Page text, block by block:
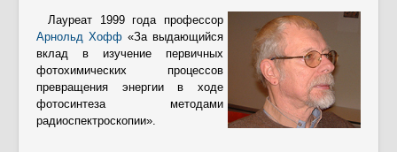
Лауреат 1999 года профессор
Арнольд Хофф «За выдающийся
вклад в изучение первичных
фотохимических процессов
превращения энергии в ходе
фотосинтеза методами
радиоспектроскопии».